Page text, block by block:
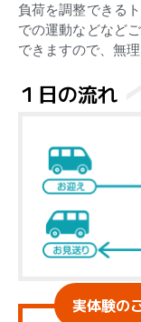
負荷を調整できる
での運動などなど
できますので、無
１日の流れ
実体験の